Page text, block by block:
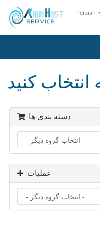
Persian
دسته بندی ها
عملیات